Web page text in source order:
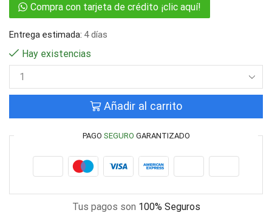
Compra con tarjeta de crédito ¡clic aquí!
Entrega estimada: 4 días
Hay existencias
Añadir al carrito
PAGO SEGURO GARANTIZADO
Tus pagos son 100% Seguros